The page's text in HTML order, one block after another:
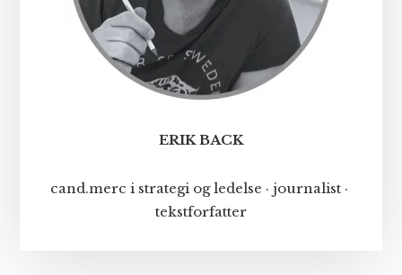
ERIK BACK
cand.merc i strategi og ledelse · journalist ·
tekstforfatter